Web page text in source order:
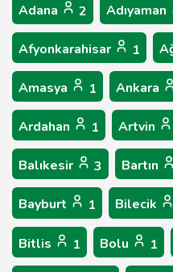
Adana 2 Adıyaman
Afyonkarahisar 1
Amasya 1 Ankara
Ardahan 1 Artvin
Balıkesir 3 Bartın
Bayburt 1 Bilecik
Bitlis 1 Bolu 1